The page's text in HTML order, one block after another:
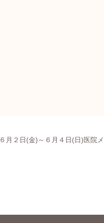
６月２日(金)～６月４日(日)医院